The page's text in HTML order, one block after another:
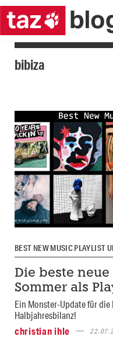
bibiza
BEST NEW MUSIC PLAYLIST
Die beste
Sommer als
Ein Monster-Update für die
Halbjahresbilanz!
christian ihle